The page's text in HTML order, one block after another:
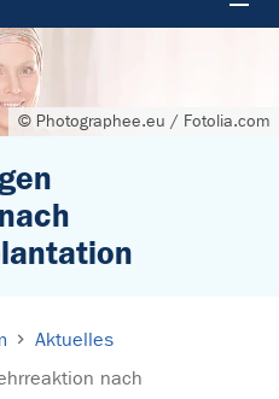
© Photographee.eu / Fotolia.com
Aktuelles
nach